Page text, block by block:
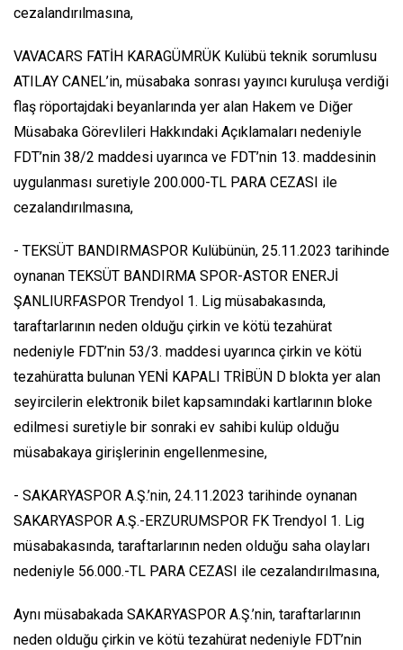
cezalandırılmasına,
VAVACARS FATİH KARAGÜMRÜK Kulübü teknik sorumlusu
ATILAY CANEL’in, müsabaka sonrası yayıncı kuruluşa verdiği
flaş röportajdaki beyanlarında yer alan Hakem ve Diğer
Müsabaka Görevlileri Hakkındaki Açıklamaları nedeniyle
FDT’nin 38/2 maddesi uyarınca ve FDT’nin 13. maddesinin
uygulanması suretiyle 200.000-TL PARA CEZASI ile
cezalandırılmasına,
- TEKSÜT BANDIRMASPOR Kulübünün, 25.11.2023 tarihinde
oynanan TEKSÜT BANDIRMA SPOR-ASTOR ENERJİ
ŞANLIURFASPOR Trendyol 1. Lig müsabakasında,
taraftarlarının neden olduğu çirkin ve kötü tezahürat
nedeniyle FDT’nin 53/3. maddesi uyarınca çirkin ve kötü
tezahüratta bulunan YENİ KAPALI TRİBÜN D blokta yer alan
seyircilerin elektronik bilet kapsamındaki kartlarının bloke
edilmesi suretiyle bir sonraki ev sahibi kulüp olduğu
müsabakaya girişlerinin engellenmesine,
- SAKARYASPOR A.Ş.’nin, 24.11.2023 tarihinde oynanan
SAKARYASPOR A.Ş.-ERZURUMSPOR FK Trendyol 1. Lig
müsabakasında, taraftarlarının neden olduğu saha olayları
nedeniyle 56.000.-TL PARA CEZASI ile cezalandırılmasına,
Aynı müsabakada SAKARYASPOR A.Ş.’nin, taraftarlarının
neden olduğu çirkin ve kötü tezahürat nedeniyle FDT’nin